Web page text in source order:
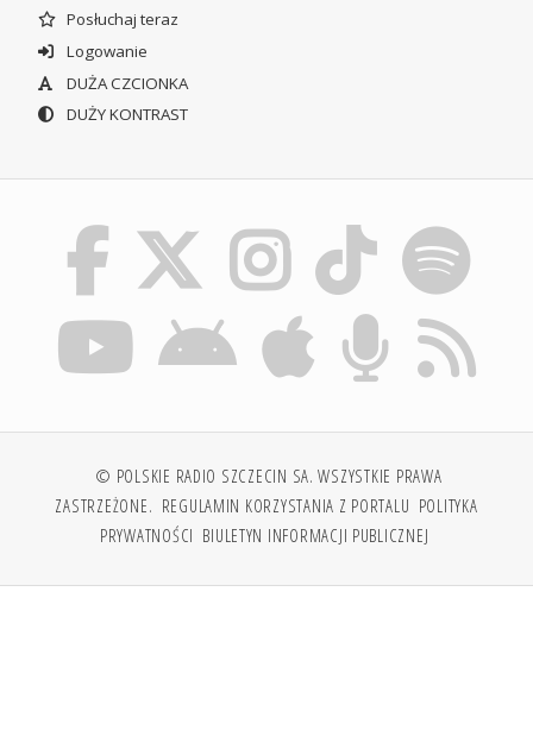
Posłuchaj teraz
Logowanie
DUŻA CZCIONKA
DUŻY KONTRAST
© POLSKIE RADIO SZCZECIN SA. WSZYSTKIE PRAWA
ZASTRZEŻONE. REGULAMIN KORZYSTANIA Z PORTALU POLITYKA
PRYWATNOŚCI BIULETYN INFORMACJI PUBLICZNEJ